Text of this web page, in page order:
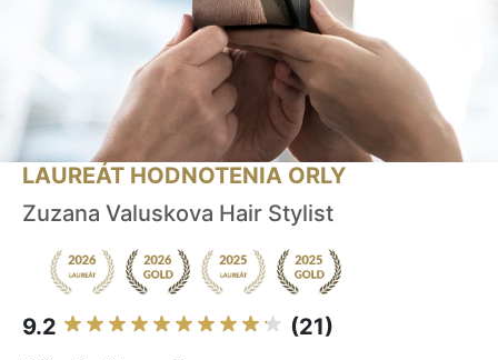
LAUREÁT HODNOTENIA ORLY
Zuzana Valuskova Hair Stylist
9.2 (21)